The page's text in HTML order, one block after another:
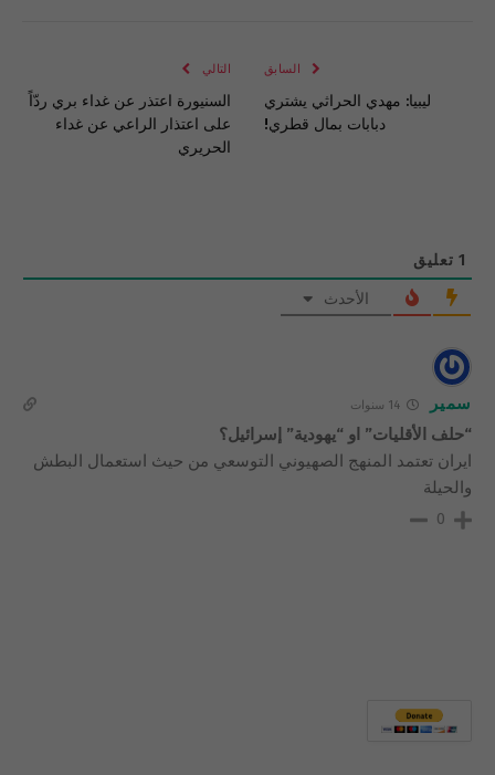
السابق
ليبيا: مهدي الحراثي يشتري
دبابات بمال قطري!
التالي
السنيورة اعتذر عن غداء بري ردّاً
على اعتذار الراعي عن غداء
الحريري
1 تعليق
الأحدث
سمير 14 سنوات
“حلف الأقليات” او “يهودية” إسرائيل؟
ايران تعتمد المنهج الصهيوني التوسعي من حيث استعمال البطش
والحيلة
0